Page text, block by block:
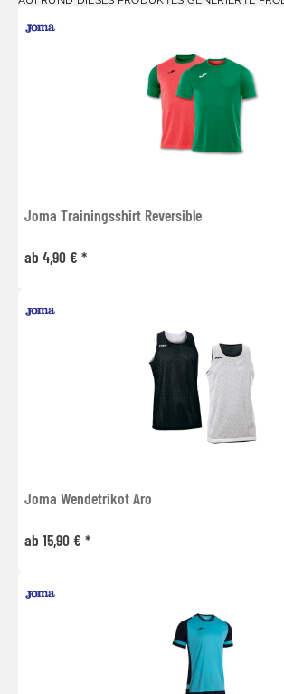
Joma Trainingsshirt Reversible
ab 4,90 € *
Joma Wendetrikot Aro
ab 15,90 € *